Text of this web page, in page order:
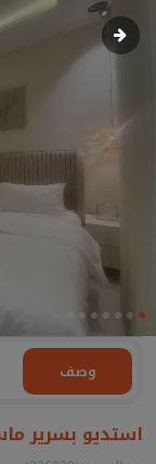
وصف
استديو بسرير